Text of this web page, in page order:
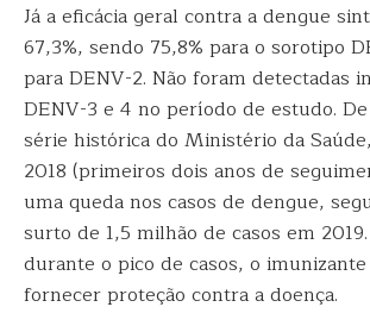
Já a eficácia geral contra a dengue
67,3%, sendo 75,8% para o sorotipo
para DENV-2. Não foram detectadas
DENV-3 e 4 no período de estudo.
série histórica do Ministério da
2018 (primeiros dois anos de
uma queda nos casos de dengue,
surto de 1,5 milhão de casos em
durante o pico de casos, o
fornecer proteção contra a doença.